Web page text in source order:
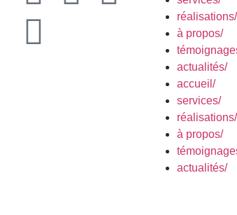
réalisations/
à propos/
actualités/
accueil/
services/
réalisations/
à propos/
actualités/